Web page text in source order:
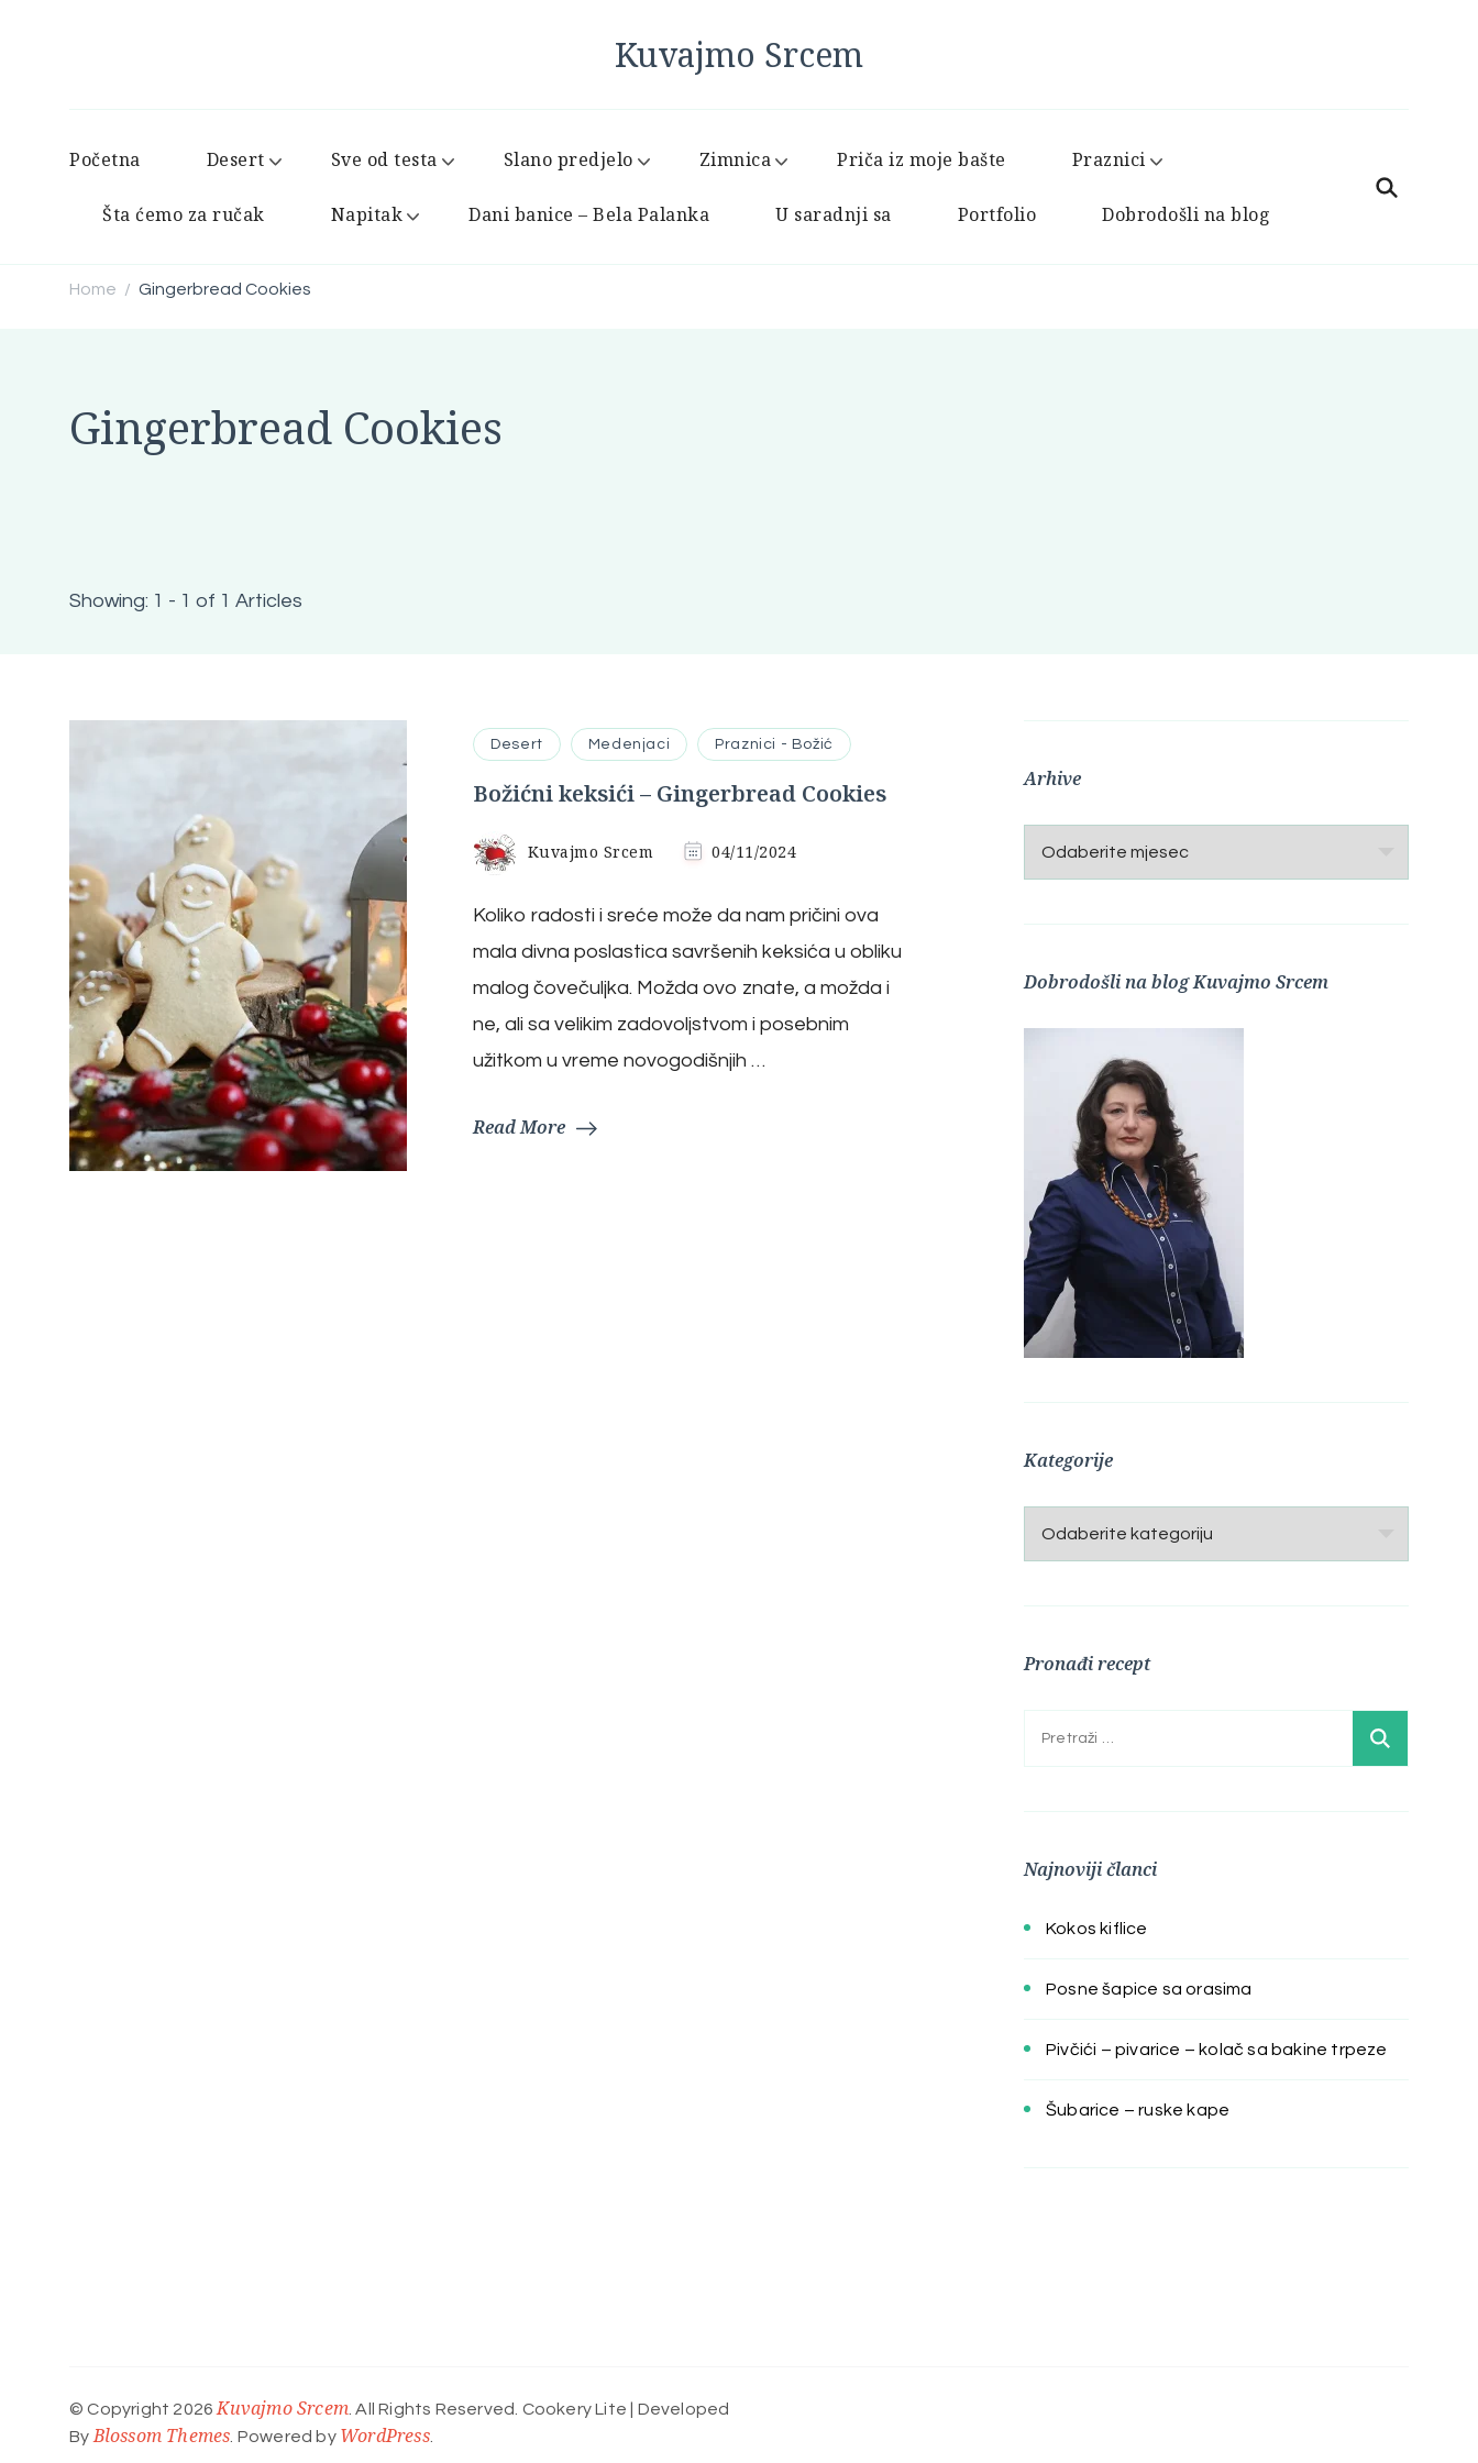
Kuvajmo Srcem
Početna Desert Sve od testa Slano predjelo Zimnica Priča iz moje bašte Praznici
Šta ćemo za ručak Napitak Dani banice – Bela Palanka U saradnji sa Portfolio Dobrodošli na blog
Home / Gingerbread Cookies
Gingerbread Cookies
Showing: 1 - 1 of 1 Articles
Desert Medenjaci Praznici - Božić
Božićni keksići – Gingerbread Cookies
Kuvajmo Srcem 04/11/2024
Koliko radosti i sreće može da nam pričini ova
mala divna poslastica savršenih keksića u obliku
malog čovečuljka. Možda ovo znate, a možda i
ne, ali sa velikim zadovoljstvom i posebnim
užitkom u vreme novogodišnjih …
Read More
Arhive
Arhive
Dobrodošli na blog Kuvajmo Srcem
Kategorije
Kategorije
Pronađi recept
Pretraga:
Najnoviji članci
Kokos kiflice
Posne šapice sa orasima
Pivčići – pivarice – kolač sa bakine trpeze
Šubarice – ruske kape
© Copyright 2026 Kuvajmo Srcem . All Rights Reserved. Cookery Lite | Developed
By Blossom Themes . Powered by WordPress.